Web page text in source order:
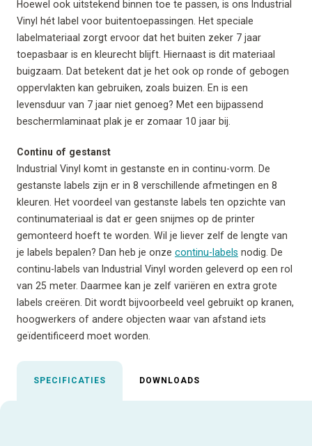
Hoewel ook uitstekend binnen toe te passen, is ons Industrial
Vinyl hét label voor buitentoepassingen. Het speciale
labelmateriaal zorgt ervoor dat het buiten zeker 7 jaar
toepasbaar is en kleurecht blijft. Hiernaast is dit materiaal
buigzaam. Dat betekent dat je het ook op ronde of gebogen
oppervlakten kan gebruiken, zoals buizen. En is een
levensduur van 7 jaar niet genoeg? Met een bijpassend
beschermlaminaat plak je er zomaar 10 jaar bij.
Continu of gestanst
Industrial Vinyl komt in gestanste en in continu-vorm. De
gestanste labels zijn er in 8 verschillende afmetingen en 8
kleuren. Het voordeel van gestanste labels ten opzichte van
continumateriaal is dat er geen snijmes op de printer
gemonteerd hoeft te worden. Wil je liever zelf de lengte van
je labels bepalen? Dan heb je onze continu-labels nodig. De
continu-labels van Industrial Vinyl worden geleverd op een rol
van 25 meter. Daarmee kan je zelf variëren en extra grote
labels creëren. Dit wordt bijvoorbeeld veel gebruikt op kranen,
hoogwerkers of andere objecten waar van afstand iets
geïdentificeerd moet worden.
SPECIFICATIES DOWNLOADS